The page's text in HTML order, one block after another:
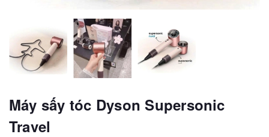
Máy sấy tóc Dyson Supersonic
Travel